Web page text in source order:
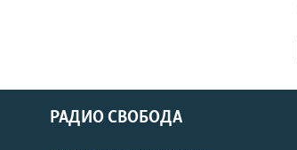
РАДИО СВОБОДА